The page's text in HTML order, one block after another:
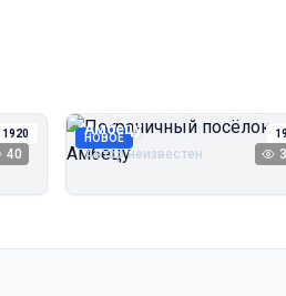
1920
40
НОВОЕ
Пограничный посёлок
Амбецу
Автор неизвестен